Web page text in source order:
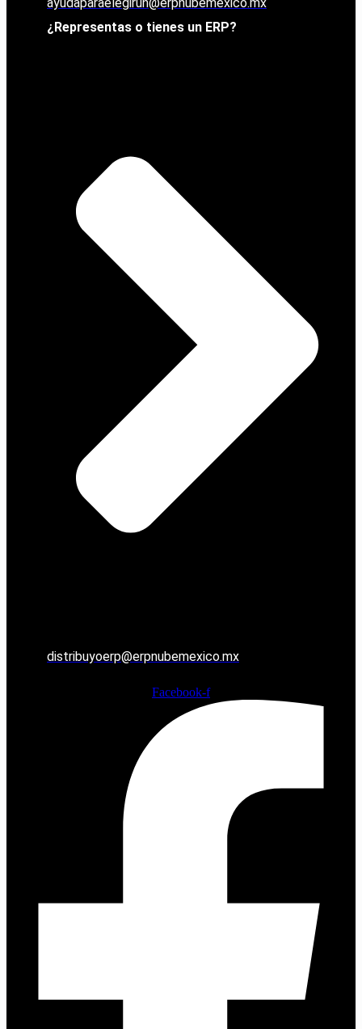
¿Representas o tienes un ERP?
distribuyoerp@erpnubemexico.mx
Facebook-f